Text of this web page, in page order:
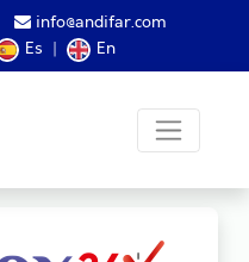
info@andifar.com
Es
En